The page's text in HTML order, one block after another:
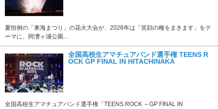
夏恒例の「東海まつり」の花火大会が、2026年は「笑顔の種をまきます」をテ
ーマに、阿漕ヶ浦公園...
全国高校生アマチュアバンド選手権 TEENS R
OCK GP FINAL IN HITACHINAKA
全国高校生アマチュアバンド選手権「TEENS ROCK ～GP FINAL IN